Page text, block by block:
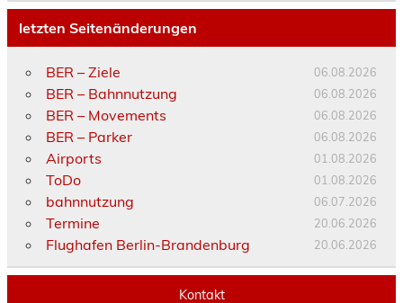
letzten Seitenänderungen
BER – Ziele 06.08.2026
BER – Bahnnutzung 06.08.2026
BER – Movements 06.08.2026
BER – Parker 06.08.2026
Airports 01.08.2026
ToDo 01.08.2026
bahnnutzung 06.07.2026
Termine 20.06.2026
Flughafen Berlin-Brandenburg 20.06.2026
Kontakt